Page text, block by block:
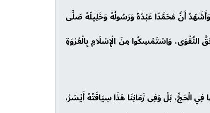
وَأَشَهَدُ أَنَّ مُحَمَّدًا عَبْدُهُ وَرَسُولُهُ وَخَلِيلَهُ صَلَّى
التَّقْوَى، وَاِسْتَمْسِكُوا مِنَ الْإِسْلَامِ بِالْعُرْوَةِ
الْحَجِّ، بَلْ وَفِى زَمَانِنَا هَذَا سِيَاقَتُهُ أَيْسَرُ،